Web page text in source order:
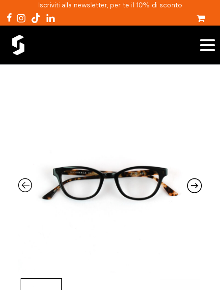
Iscriviti alla newsletter, per te il 10% di sconto